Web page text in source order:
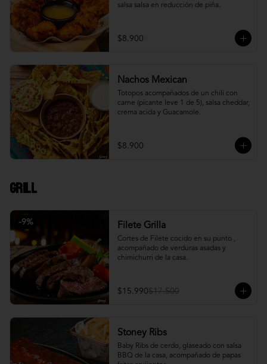
salsa salsa en reducción de piña.
$8.900
Nachos Mexican
Totopos acompañados de un chili con
carne (picante leve 1 de 5), salsa cheddar,
crema acida y Guacamole.
$8.900
Grill
-9% Filete Grilla
Cortes de Filete cocido en su punto ,
acompañado de verduras asadas y
chimichurri de la casa.
$15.990$17.500
Stoney Ribs
Baby Ribs de cerdo, glaseado con salsa
BBQ de la casa, acompañado de papas